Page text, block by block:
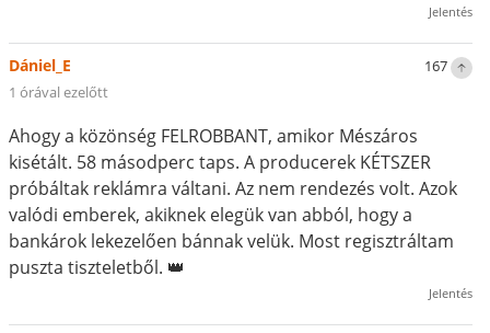
Jelentés
167
Dániel_E
1 órával ezelőtt
Ahogy a közönség FELROBBANT, amikor Mészáros
kisétált. 58 másodperc taps. A producerek KÉTSZER
próbáltak reklámra váltani. Az nem rendezés volt. Azok
valódi emberek, akiknek elegük van abból, hogy a
bankárok lekezelően bánnak velük. Most regisztráltam
puszta tiszteletből. 👑
Jelentés